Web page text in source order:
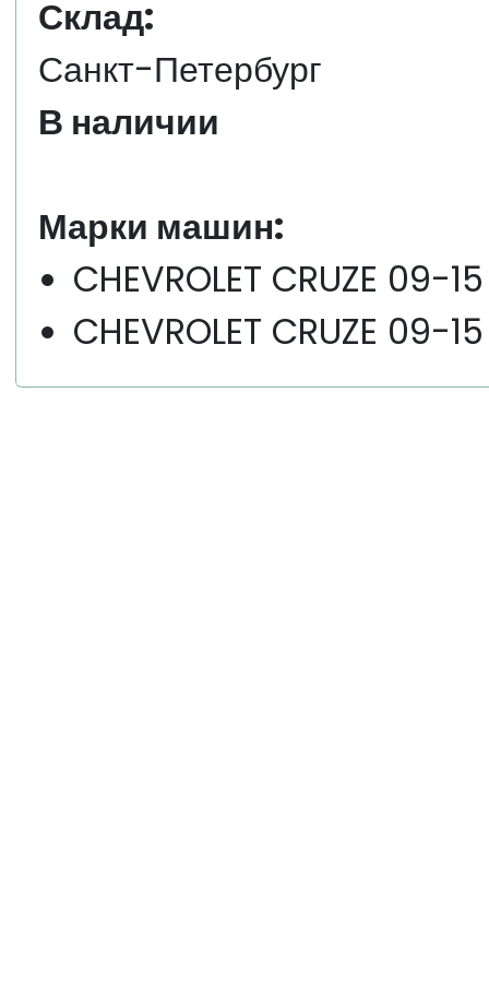
Склад:
Санкт-Петербург
В наличии
Марки машин:
CHEVROLET CRUZE 09-
CHEVROLET CRUZE 09-